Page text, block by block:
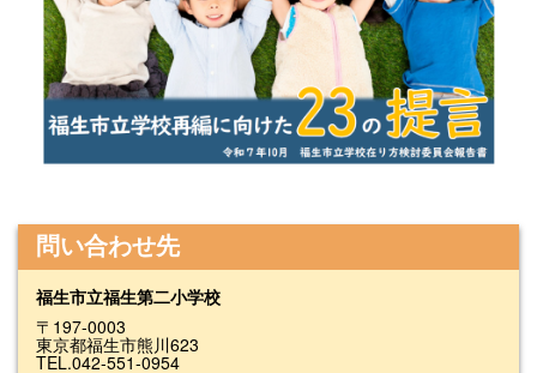
問い合わせ先
福生市立福生第二小学校
〒197-0003
東京都福生市熊川623
TEL.042-551-0954